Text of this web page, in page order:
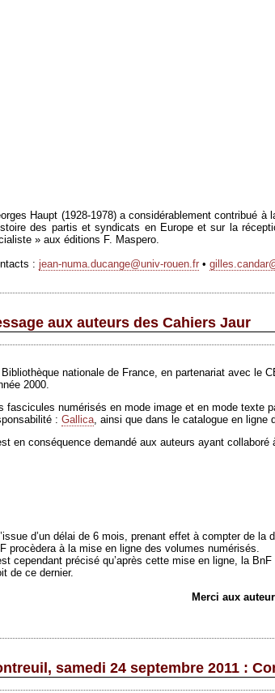
Haupt (1928-1978) a considérablement contribué
des partis et syndicats en Europe et sur la
» aux éditions F. Maspero.
: jean-numa.ducange@univ-rouen.fr •
aux auteurs des Cahiers Jaur
Bibliothèque nationale de France, en partenariat avec le
2000.
fascicules numérisés en mode image et en mode texte
: Gallica, ainsi que dans le catalogue en ligne
en conséquence demandé aux auteurs ayant
d’un délai de 6 mois, prenant effet à compter de
procèdera à la mise en ligne des volumes numérisés.
cependant précisé qu’après cette mise en ligne, la
de ce dernier.
Merci aux
samedi 24 septembre 2011 :